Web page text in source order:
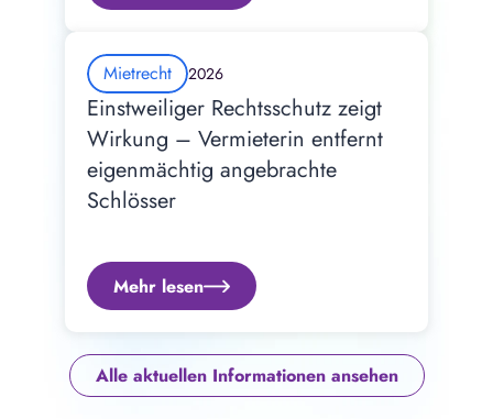
Mietrecht 2026
Einstweiliger Rechtsschutz zeigt
Wirkung – Vermieterin entfernt
eigenmächtig angebrachte
Schlösser
Mehr lesen
Alle aktuellen Informationen ansehen